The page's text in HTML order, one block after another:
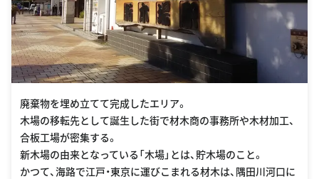
廃棄物を埋め立てて完成したエリア。
木場の移転先として誕生した街で材木商の事務所や木材加工、
合板工場が密集する。
新木場の由来となっている「木場」とは、貯木場のこと。
かつて、海路で江戸・東京に運びこまれる材木は、隅田川河口に